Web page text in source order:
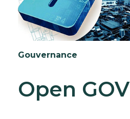
Gouvernance
Open GOV